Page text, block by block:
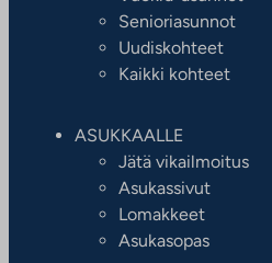
Senioriasunnot
Uudiskohteet
Kaikki kohteet
ASUKKAALLE
Jätä vikailmoitus
Asukassivut
Lomakkeet
Asukasopas